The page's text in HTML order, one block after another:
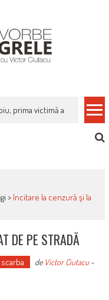
prima victimă a noi
> Incitare la cenzură şi la
DE PE STRADĂ
de Victor Ciutacu-